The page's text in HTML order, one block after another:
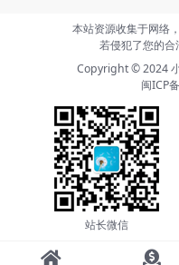
本站资源收集于网络
若侵犯了您的合
Copyright © 2024
闽ICP
站长微信